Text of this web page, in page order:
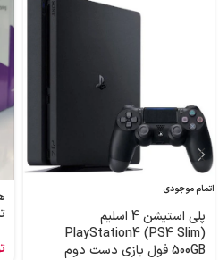
اتمام موجودی
پلی استیشن 4 اسلیم
PlayStation4 (PS4 Slim)
500GB فول بازی دست دوم